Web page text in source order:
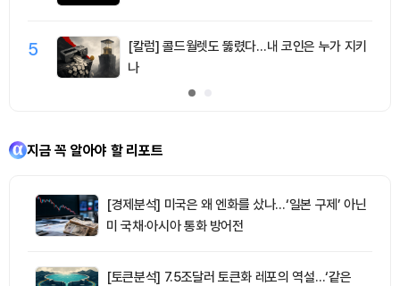
5
[칼럼] 콜드월렛도 뚫렸다…내 코인은 누가 지키
나
지금 꼭 알아야 할 리포트
[경제분석] 미국은 왜 엔화를 샀나…‘일본 구제’ 아닌
미 국채·아시아 통화 방어전
[토큰분석] 7.5조달러 토큰화 레포의 역설…‘같은